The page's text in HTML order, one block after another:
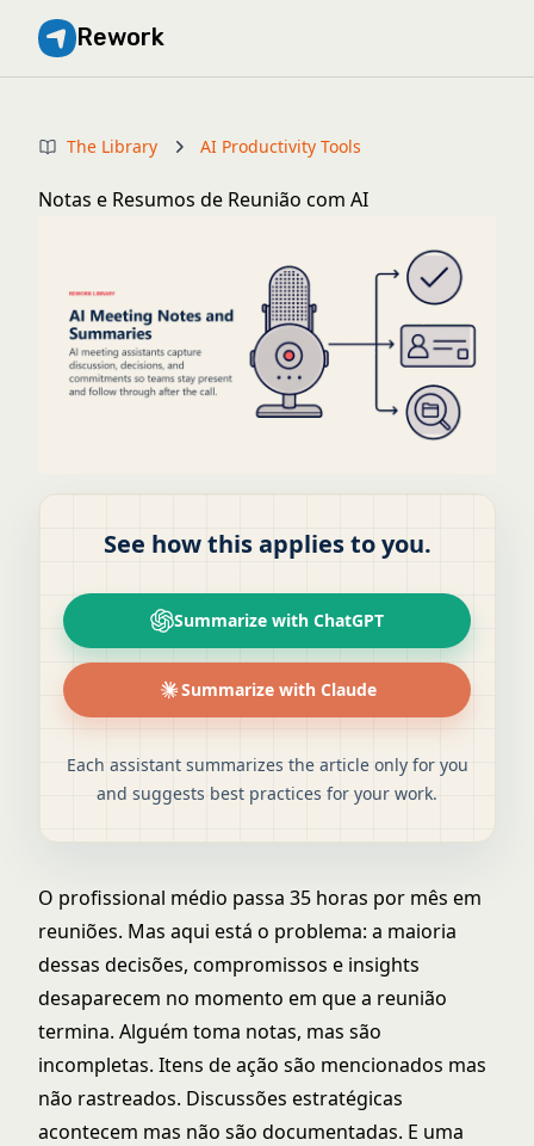
Rework
The Library AI Productivity Tools
Notas e Resumos de Reunião com AI
See how this applies to you.
Summarize with ChatGPT
Summarize with Claude
Each assistant summarizes the article only for you
and suggests best practices for your work.
O profissional médio passa 35 horas por mês em
reuniões. Mas aqui está o problema: a maioria
dessas decisões, compromissos e insights
desaparecem no momento em que a reunião
termina. Alguém toma notas, mas são
incompletas. Itens de ação são mencionados mas
não rastreados. Discussões estratégicas
acontecem mas não são documentadas. E uma